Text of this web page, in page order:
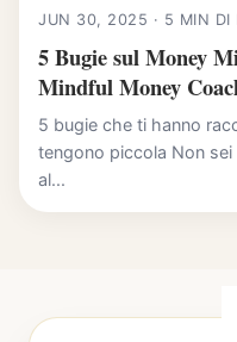
JUN 30, 2025 · 5 MIN DI
5 Bugie sul Money
Mindful Money
5 bugie che ti hanno
tengono piccola Non
al...